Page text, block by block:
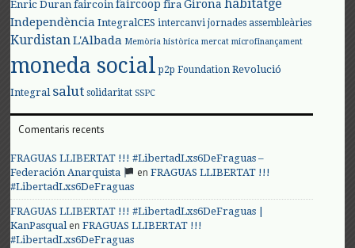
Enric Duran faircoin faircoop fira Girona habitatge
Independència IntegralCES intercanvi jornades assembleàries
KurdistanL'Albada Memòria històrica mercat microfinançament
moneda social p2p Foundation Revolució
Integral salut solidaritat SSPC
Comentaris recents
FRAGUAS LLIBERTAT !!! #LibertadLxs6DeFraguas –
Federación Anarquista
enFRAGUAS LLIBERTAT !!!
#LibertadLxs6DeFraguas
FRAGUAS LLIBERTAT !!! #LibertadLxs6DeFraguas |
KanPasqualenFRAGUAS LLIBERTAT !!!
#LibertadLxs6DeFraguas